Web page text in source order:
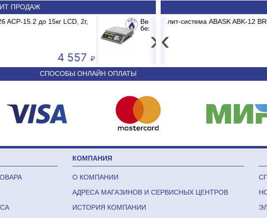
ПРОДАЖ
MERTECH M-ER 326 AC-15.2 до 15кг LCD, 2г,
Принтер штрих-кода
›
ABASK ABK-12 BRG/TC2/E1 BURGOS BLACK Сплит-
‹
СПОСОБЫ ОНЛАЙН ОПЛАТЫ
КОМПАНИЯ
О КОМПАНИИ
АДРЕСА МАГАЗИНОВ И СЕРВИСНЫХ ЦЕНТРОВ
ИСТОРИЯ КОМПАНИИ